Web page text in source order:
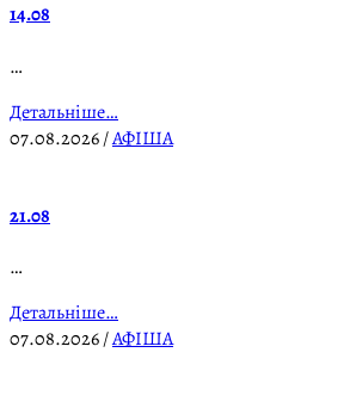
14.08
…
Детальніше…
07.08.2026/АФІША
21.08
…
Детальніше…
07.08.2026/АФІША